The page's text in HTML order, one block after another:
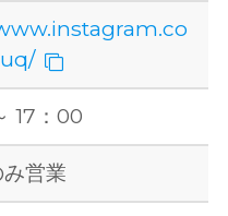
17：00
営業